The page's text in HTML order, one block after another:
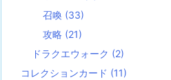
召喚 (33)
攻略 (21)
ドラクエウォーク (2)
コレクションカード (11)